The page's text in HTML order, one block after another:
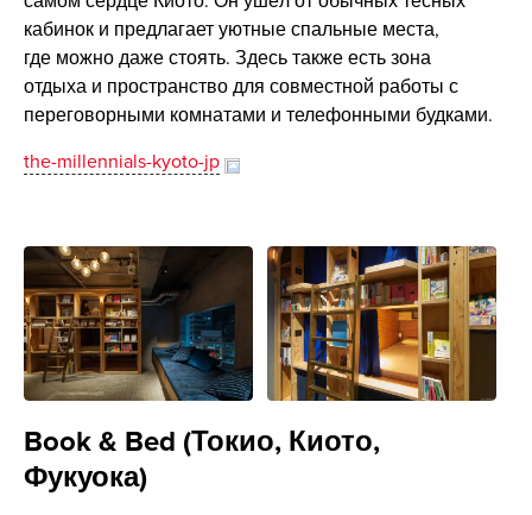
кабинок и предлагает уютные спальные места,
где можно даже стоять. Здесь также есть зона
отдыха и пространство для совместной работы с
переговорными комнатами и телефонными будками.
the-millennials-kyoto-jp
Book & Bed (Токио, Киото,
Фукуока)